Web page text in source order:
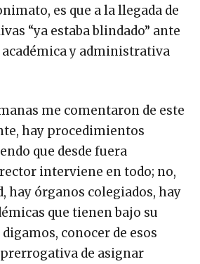
es que a la llegada de
“ya estaba blindado” ante
y administrativa
me comentaron de este
hay procedimientos
que desde fuera
interviene en todo; no,
hay órganos colegiados, hay
que tienen bajo su
conocer de esos
de asignar